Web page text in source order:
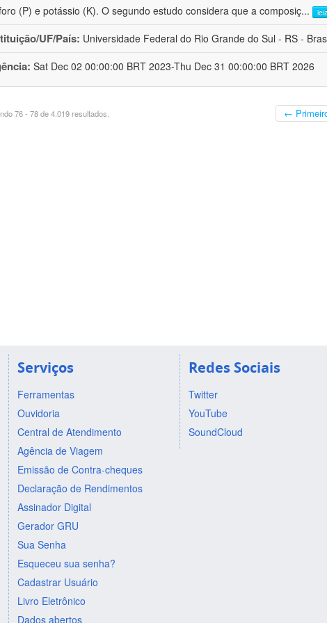
(P) e potássio (K). O segundo estudo considera que a composiç...
UF/País: Universidade Federal do Rio Grande do Sul - RS -
Sat Dec 02 00:00:00 BRT 2023-Thu Dec 31 00:00:00 BRT 2026
76 - 78 de 4.019 resultados. ←
Serviços
Ferramentas
Ouvidoria
Central de Atendimento
Agência de Viagem
Emissão de Contra-cheques
Declaração de Rendimentos
Assinador Digital
Gerador GRU
Sua Senha
Esqueceu sua senha?
Cadastrar Usuário
Livro Eletrônico
Dados abertos
Redes Sociais
Twitter
YouTube
SoundCloud